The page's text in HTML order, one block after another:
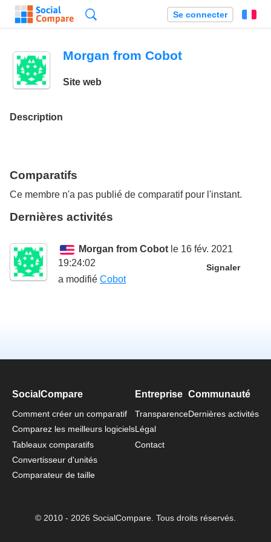
Se connecter
Morgan from Cobot
Site web
Description
Comparatifs
Ce membre n'a pas publié de comparatif pour l'instant.
Dernières activités
Morgan from Cobot le 16 fév. 2021
19:24:02
Signaler
a modifié Cobot
SocialCompare
Comment créer un comparatif
Comparez les meilleurs logiciels
Tableaux comparatifs
Convertisseur d'unités
Comparateur de taille
Entreprise
Transparence
Légal
Contact
Communauté
Dernières activités
© 2010 - 2026 SocialCompare. Tous droits réservés.